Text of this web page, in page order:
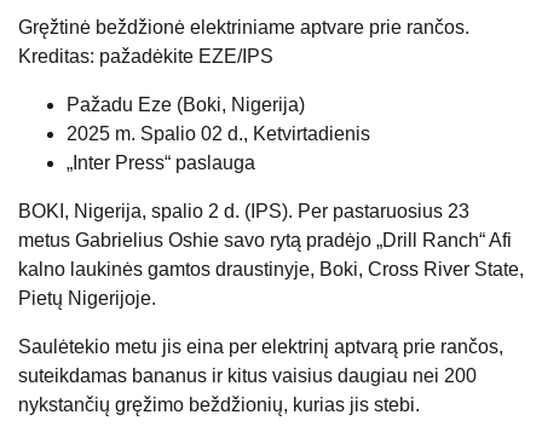
Gręžtinė beždžionė elektriniame aptvare prie rančos.
Kreditas: pažadėkite EZE/IPS
Pažadu Eze (Boki, Nigerija)
2025 m. Spalio 02 d., Ketvirtadienis
„Inter Press“ paslauga
BOKI, Nigerija, spalio 2 d. (IPS). Per pastaruosius 23
metus Gabrielius Oshie savo rytą pradėjo „Drill Ranch“ Afi
kalno laukinės gamtos draustinyje, Boki, Cross River State,
Pietų Nigerijoje.
Saulėtekio metu jis eina per elektrinį aptvarą prie rančos,
suteikdamas bananus ir kitus vaisius daugiau nei 200
nykstančių gręžimo beždžionių, kurias jis stebi.